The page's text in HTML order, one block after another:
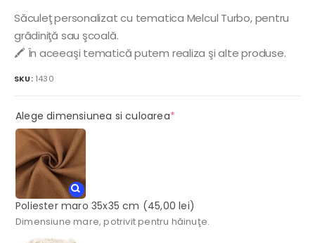
Săculeţ personalizat cu tematica Melcul Turbo, pentru
grădiniţă sau şcoală.
🖍️ În aceeaşi tematică putem realiza şi alte produse.
SKU: 1430
Alege dimensiunea si culoarea*(required)
Poliester maro 35x35 cm (45,00 lei)
Dimensiune mare, potrivit pentru hăinuţe.